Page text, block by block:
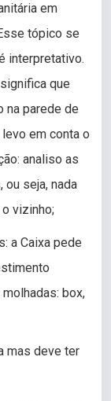
em
tópico se
interpretativo.
que
na parede de
em conta o
analiso as
seja, nada
vizinho;
a Caixa pede
box,
mas deve ter